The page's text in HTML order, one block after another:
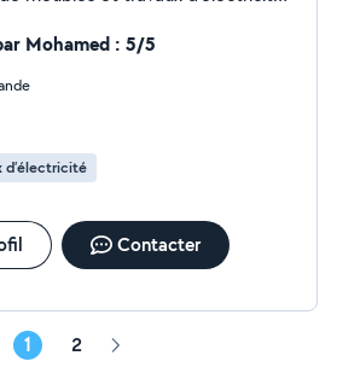
rapidement et efficacement.
!
Mohamed : 5/5
d’électricité
Contacter
1 2 Page